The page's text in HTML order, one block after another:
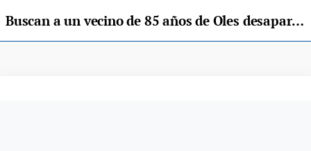
Buscan a un vecino de 85 años de Oles desaparecido desde ayer